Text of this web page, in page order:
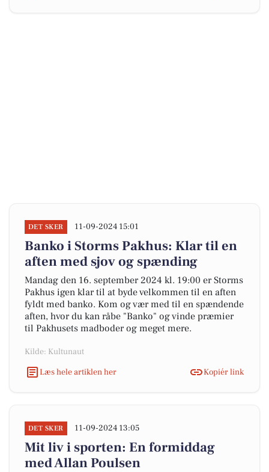
DET SKER 11-09-2024 15:01
Banko i Storms Pakhus: Klar til en
aften med sjov og spænding
Mandag den 16. september 2024 kl. 19:00 er Storms
Pakhus igen klar til at byde velkommen til en aften
fyldt med banko. Kom og vær med til en spændende
aften, hvor du kan råbe "Banko" og vinde præmier
til Pakhusets madboder og meget mere.
Kilde: Kultunaut
Læs hele artiklen her
Kopiér link
DET SKER 11-09-2024 13:05
Mit liv i sporten: En formiddag
med Allan Poulsen